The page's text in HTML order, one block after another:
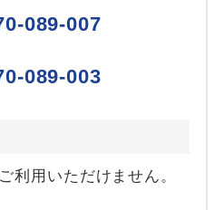
089-007
089-003
利用いただけません。